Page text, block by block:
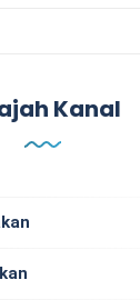
Kanal